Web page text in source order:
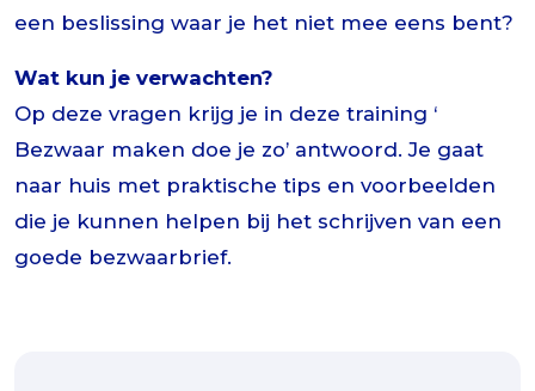
een beslissing waar je het niet mee eens bent?
Wat kun je verwachten?
Op deze vragen krijg je in deze training ‘
Bezwaar maken doe je zo’ antwoord. Je gaat
naar huis met praktische tips en voorbeelden
die je kunnen helpen bij het schrijven van een
goede bezwaarbrief.